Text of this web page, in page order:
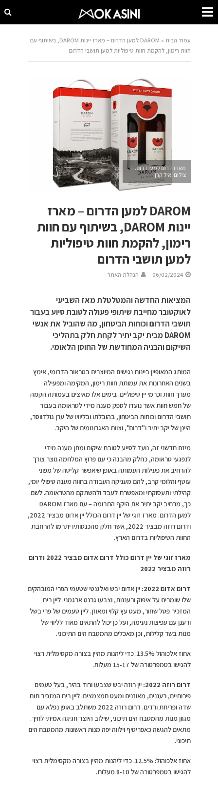
עמוד הבית »
DAROM למען הדרום – מארז יינות DAROM, בשיתוף עם
חוות רימון, להקמת חוות טיפוליות למען תושבי הדרום
מארז דרום למען דרום.
צילום: איל קרן
DAROM למען הדרום – מארז
יינות DAROM, בשיתוף עם חוות
רימון, להקמת חוות טיפוליות
למען תושבי הדרום
06/02/2024 הנהלת האתר
המציאות החדשה והמטלטלת מאז השביעי
לאוקטובר מחייבת שיתופי פעולה לטובת סיוע בעבור
תושבי הדרום וכוחות הביטחון, מה שהוביל את אנשי
DAROM מבית יקב יתיר לקחת חלק בתהליכי
השיקום והבניה המחודשת של החוסן הלאומי.
המותג המאופיין ביינות נגישים המיוצרים בטראור הדרומי, אימץ
בשנים האחרונות את עמותת חוות רימון, המקימה ומפעילה
מערך חוות וכרמי יין טיפוליים. בימים אלו מאיצים בעמותה הקמה
של חמש חוות אשר נועדו לספק מענה מידי לטראומה בעבור
תושבי הדרום וכוחות הביטחון, בהובלתו ובליוויו של ערן גולדווסר,
היינן של יקב יתיר ו”דרום”, וצוות האגרונומים של היקב.
מיזם חדשני זה, נועד לסייע לטובת שיקום ומתן מענה מידי
לנפגעי טראומה, כחלק מהבנה כי עם פרוץ המלחמה נוצר צורך
להרחיב את פעילות העמותה באופן שיאפשר קליטה של מפוני
עוטף והלומי קרב, להם מעניקה העבודה בחווה מענה טיפולי יומי,
קהילתי ותעסוקתי ומאפשרת לעבד ולהשתקם מהטראומה. לשם
כך, מרחיב יקב יתיר את היקף התרומה – עם מארז DAROM
למען הדרום. מארז זוגי של יין דרום הכולל יין אדום מבציר 2022,
ודרום רוזה מבציר 2022, אשר חלק מהכנסותיו יתרמו להרחבת
החוות הטיפוליות בדרום הארץ.
מארז זוגי של יין דרום כולל דרום אדום מבציר 2022 ודרום
רוזה מבציר 2022
דרום אדום 2022:
יין אדום יבש ואלגנטי שטעמי הפרי המובהקים
שלו שומרים על איפוק ורעננות, וצבעו גרנט ארגמני. ליין ריח
המזכיר פטל שחור, מעט עץ קלוי ומאוזן. ליין טעמים של פרי בשל
ורענן עם עפיצות נעימה, ועל כן יכול להתאים מאוד לליווי של
מנות בשר קלילות, וכן מאכלים מהמטבח הים התיכוני.
אחוז אלכוהול 13.5%. כדי ליהנות מהיין בצורה מקסימלית רצוי
להגישו בטמפרטורה של 15-17 מעלות.
דרום רוזה 2022:
יין רוזה יבש שצבעו ורוד בהיר, בעל טעמים
פירותיים, רעננים, מאוזנים ומעט חמצמצים. ליין ריח המזכיר תות
שדה ופריחת ורדים. דרום רוזה 2022 משתלב באופן נפלא עם
מגוון מנות מהמטבח הים תיכוני, שילוב היוצר חגיגה אמיתי לחיך.
מתאים להגשה כאפריטיף וילווה יפה מנות ראשונות מהמטבח הים
תיכוני.
אחוז אלכוהול: 12.5%. כדי ליהנות מהיין בצורה מקסימלית רצוי
להגישו בטמפרטורה של 8-10 מעלות.